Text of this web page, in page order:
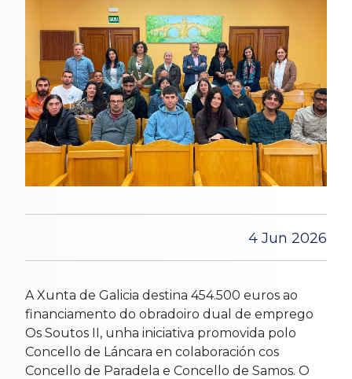
4 Jun 2026
A Xunta de Galicia destina 454.500 euros ao
financiamento do obradoiro dual de emprego
Os Soutos II, unha iniciativa promovida polo
Concello de Láncara en colaboración cos
Concello de Paradela e Concello de Samos. O